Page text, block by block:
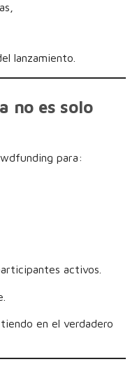
lanzamiento.
no es solo
para:
activos.
en el verdadero